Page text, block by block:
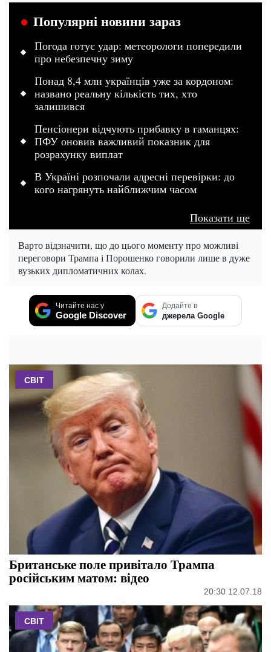
Популярні новини зараз
Погода готує удар: метеорологи попередили
про небезпечну зиму
Понад 8,4 млн українців уже за кордоном:
названо реальну кількість тих, хто
залишився
Пенсіонери відчують прибавку в гаманцях:
ПФУ оновив важливий показник для
розрахунку виплат
В Україні розпочали адресні перевірки: до
кого нагрянуть найближчим часом
Показати ще
Варто відзначити, що до цього моменту про можливі
переговори Трампа і Порошенко говорили лише в дуже
вузьких дипломатичних колах.
Читайте нас у
Google Discover
Додайте в
джерела Google
СВІТ
Британське поле привітало Трампа
російським матом: відео
20:30 12.07.18
СВІТ